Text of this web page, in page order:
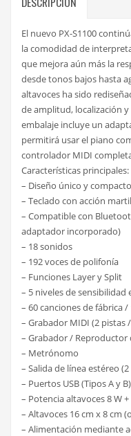
El nuevo PX-S1100
la comodidad de
que mejora aún más la
desde tonos bajos hasta
altavoces ha sido
de amplitud, localización
embalaje incluye un
permitirá usar el piano
controlador MIDI
Características principales:
– Diseño único y compacto
– Teclado con acción
– Compatible con
adaptador incorporado)
– 18 sonidos
– 192 voces de polifonía
– Funciones Layer y Split
– 5 niveles de sensibilidad
– 60 canciones de fábrica
– Grabador MIDI (2 pistas
– Grabador / Reproductor
– Metrónomo
– Salida de línea estéreo
– Puertos USB (Tipos A y B)
– Potencia altavoces 8 W +
– Altavoces 16 cm x 8 cm
– Alimentación mediante